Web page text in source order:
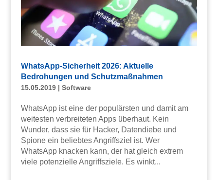
WhatsApp-Sicherheit 2026: Aktuelle
Bedrohungen und Schutzmaßnahmen
15.05.2019| Software
WhatsApp ist eine der populärsten und damit am
weitesten verbreiteten Apps überhaut. Kein
Wunder, dass sie für Hacker, Datendiebe und
Spione ein beliebtes Angriffsziel ist. Wer
WhatsApp knacken kann, der hat gleich extrem
viele potenzielle Angriffsziele. Es winkt...